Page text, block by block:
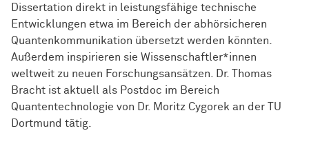
Dissertation direkt in leistungsfähige technische
Entwicklungen etwa im Bereich der abhörsicheren
Quantenkommunikation übersetzt werden könnten.
Außerdem inspirieren sie Wissen­schaft­ler*innen
weltweit zu neuen Forschungsansätzen. Dr. Thomas
Bracht ist aktuell als Postdoc im Bereich
Quantentechnologie von Dr. Moritz Cygorek an der TU
Dortmund tätig.